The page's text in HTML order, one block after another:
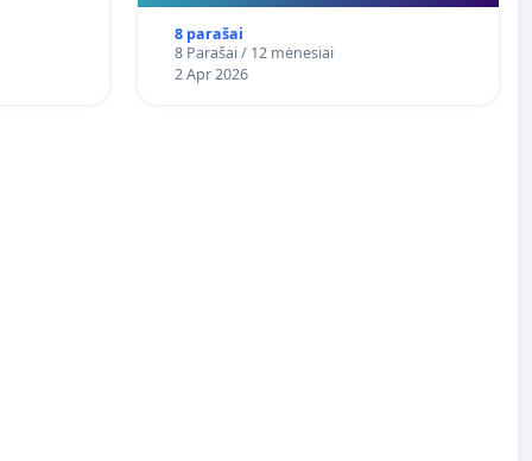
8 parašai
8 Parašai / 12 mėnesiai
2 Apr 2026